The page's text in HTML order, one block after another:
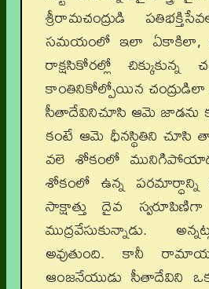
శ్రీరామచంద్రుడి
సమయంలో ఇలా ఏకాకిలా,
రాక్షసికోరల్లో చిక్కుకున్న
కాంతినికోల్పోయిన చంద్రుడిలా
సీతాదేవినిచూసి ఆమె జాడను
కంటే ఆమె ధీనస్థితిని చూసి
వలె శోకంలో
శోకంలో ఉన్న
సాక్షాత్తు దైవ
ముద్రవేసుకున్నాడు.
అవుతుంది. కానీ
ఆంజనేయుడు సీతాదేవిని